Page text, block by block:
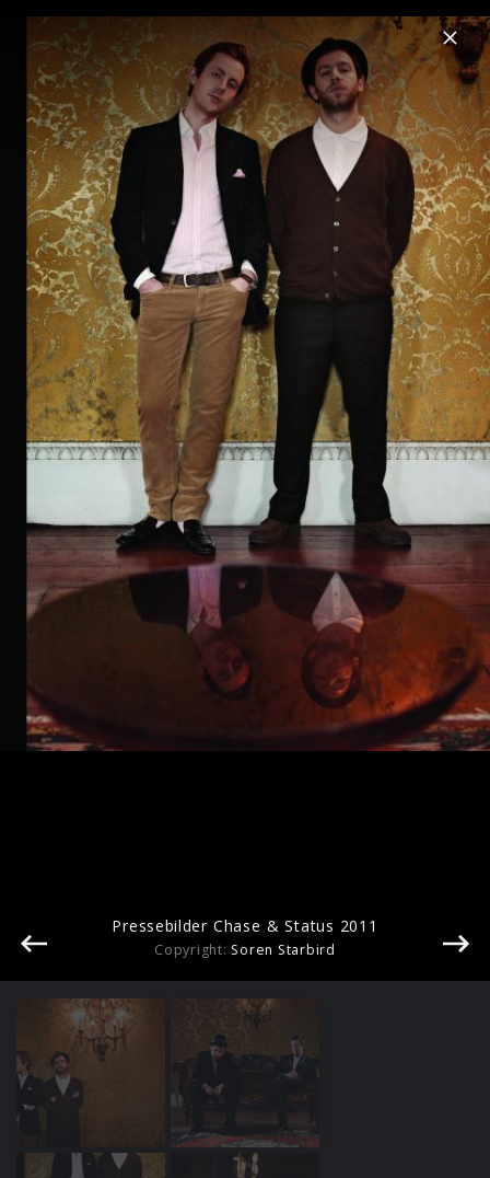
Menu
Chase & Status
Home News Musik Videos Fotos Biografie
Pressebilder "2 Ruff, Vol. 1" (2023)
Pressebilder Chase & Status 2011
Pressebilder Chase & Status 2011
Copyright: Soren Starbird